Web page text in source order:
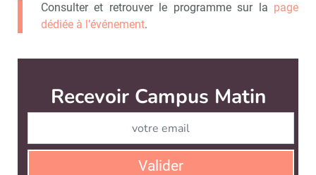
Consulter et retrouver le programme sur la page
dédiée à l’événement.
Recevoir Campus Matin
Valider